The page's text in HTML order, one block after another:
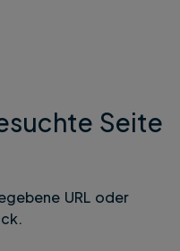
Seite
URL oder